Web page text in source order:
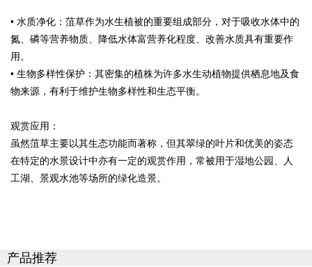
• 水质净化：菹草作为水生植被的重要组成部分，对于吸收水体中的
氮、磷等营养物质、降低水体富营养化程度、改善水质具有重要作
用。
• 生物多样性保护：其密集的植株为许多水生动植物提供栖息地及食
物来源，有利于维护生物多样性和生态平衡。
观赏应用：
虽然菹草主要以其生态功能而著称，但其翠绿的叶片和优美的姿态
在特定的水景设计中亦有一定的观赏作用，常被用于湿地公园、人
工湖、景观水池等场所的绿化造景。
产品推荐